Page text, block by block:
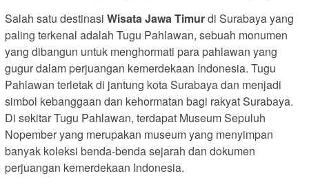
Salah satu destinasi Wisata Jawa Timurdi Surabaya yang
paling terkenal adalah Tugu Pahlawan, sebuah monumen
yang dibangun untuk menghormati para pahlawan yang
gugur dalam perjuangan kemerdekaan Indonesia. Tugu
Pahlawan terletak di jantung kota Surabaya dan menjadi
simbol kebanggaan dan kehormatan bagi rakyat Surabaya.
Di sekitar Tugu Pahlawan, terdapat Museum Sepuluh
Nopember yang merupakan museum yang menyimpan
banyak koleksi benda-benda sejarah dan dokumen
perjuangan kemerdekaan Indonesia.